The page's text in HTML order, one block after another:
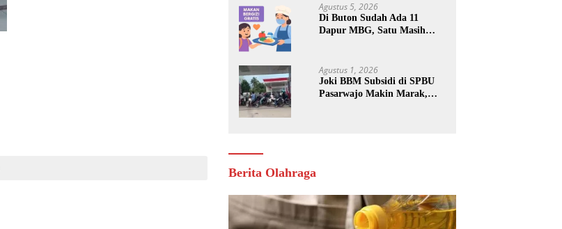
Agustus 5, 2026
Di Buton Sudah Ada 11
Dapur MBG, Satu Masih
Agustus 1, 2026
Joki BBM Subsidi di SPBU
Pasarwajo Makin Marak,
Berita Olahraga